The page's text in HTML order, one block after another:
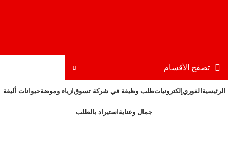
تصفح الأقسام
الرئيسية الفوري إلكترونياتطلب وظيفة في شركة تسوق ازياء وموضةحيوانات أليفة
جمال وعناية استيراد بالطلب